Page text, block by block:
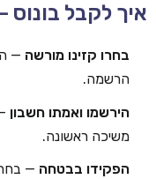
איך לקבל
בחרו קזינו מורשה —
הרשמה.
הירשמו ואמתו חשבון
משיכה ראשונה.
הפקידו בבטחה